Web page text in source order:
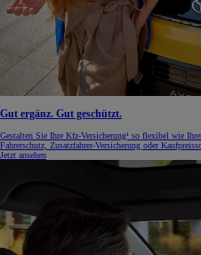
Gut ergänz. Gut geschützt.
Gestalten Sie Ihre Kfz-Versicherung¹ so flexibel wie
Fahrerschutz, Zusatzfahrer-Versicherung oder
Jetzt ansehen